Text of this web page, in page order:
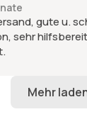
gute u.
sehr